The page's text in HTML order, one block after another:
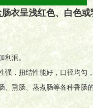
衣呈浅红色、白色或
润。
，扭结性能好，口径均匀，
熏肠、蒸煮肠等各种香肠的